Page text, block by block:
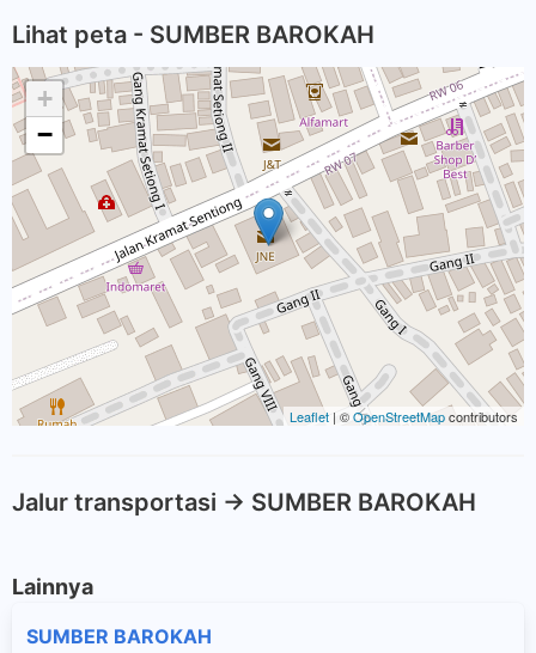
Lihat peta - SUMBER BAROKAH
+
−
Leaflet | ©OpenStreetMapcontributors
Jalur transportasi -> SUMBER BAROKAH
Lainnya
SUMBER BAROKAH